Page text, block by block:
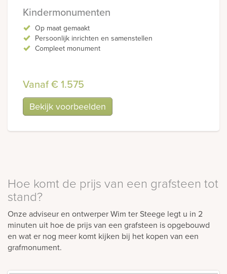
Kindermonumenten
Op maat gemaakt
Persoonlijk inrichten en samenstellen
Compleet monument
Vanaf € 1.575
Bekijk voorbeelden
Hoe komt de prijs van een grafsteen tot
stand?
Onze adviseur en ontwerper Wim ter Steege legt u in 2
minuten uit hoe de prijs van een grafsteen is opgebouwd
en wat er nog meer komt kijken bij het kopen van een
grafmonument.